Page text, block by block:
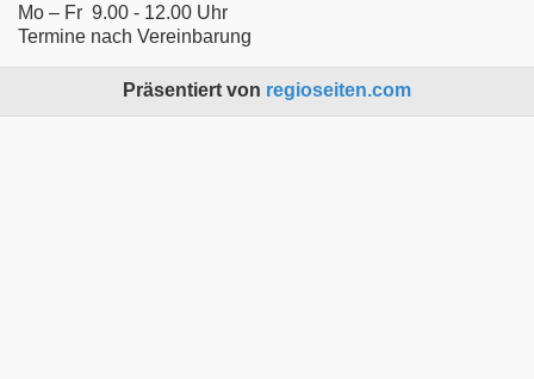
Mo – Fr 9.00 - 12.00 Uhr
Termine nach Vereinbarung
Präsentiert von regioseiten.com